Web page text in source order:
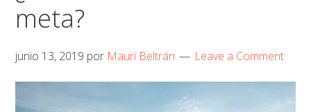
las
paces
con
meta?
junio 13, 2019 por Mauri Beltrán Leave a Comment